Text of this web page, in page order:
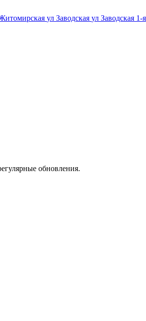
ул Заводская ул Заводская 1-я
обновления.